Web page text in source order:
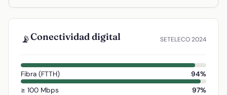
📡Conectividad digital SETELECO 2024
Fibra (FTTH)
94%
≥ 100 Mbps
97%